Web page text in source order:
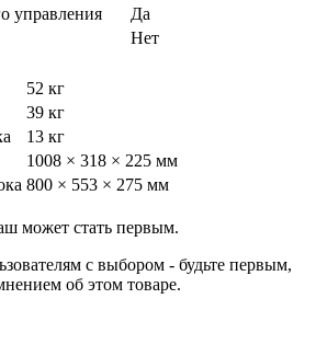
управления
Да
Нет
52 кг
39 кг
13 кг
1008 × 318 × 225 мм
800 × 553 × 275 мм
может стать первым.
с выбором - будьте первым,
об этом товаре.